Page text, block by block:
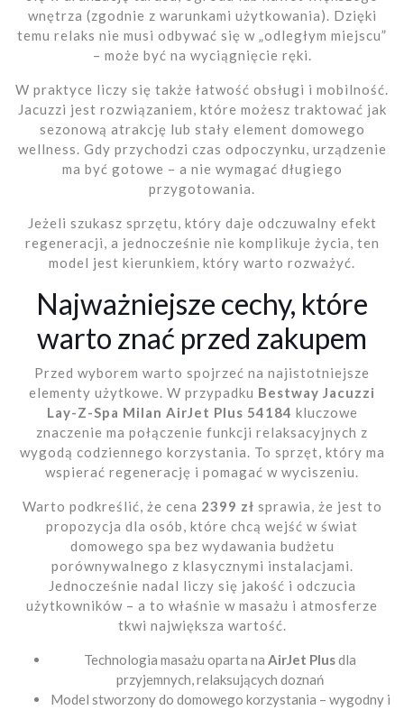
wnętrza (zgodnie z warunkami użytkowania). Dzięki
temu relaks nie musi odbywać się w „odległym miejscu”
– może być na wyciągnięcie ręki.
W praktyce liczy się także łatwość obsługi i mobilność.
Jacuzzi jest rozwiązaniem, które możesz traktować jak
sezonową atrakcję lub stały element domowego
wellness. Gdy przychodzi czas odpoczynku, urządzenie
ma być gotowe – a nie wymagać długiego
przygotowania.
Jeżeli szukasz sprzętu, który daje odczuwalny efekt
regeneracji, a jednocześnie nie komplikuje życia, ten
model jest kierunkiem, który warto rozważyć.
Najważniejsze cechy, które
warto znać przed zakupem
Przed wyborem warto spojrzeć na najistotniejsze
elementy użytkowe. W przypadku Bestway Jacuzzi
Lay-Z-Spa Milan AirJet Plus 54184 kluczowe
znaczenie ma połączenie funkcji relaksacyjnych z
wygodą codziennego korzystania. To sprzęt, który ma
wspierać regenerację i pomagać w wyciszeniu.
Warto podkreślić, że cena 2399 zł sprawia, że jest to
propozycja dla osób, które chcą wejść w świat
domowego spa bez wydawania budżetu
porównywalnego z klasycznymi instalacjami.
Jednocześnie nadal liczy się jakość i odczucia
użytkowników – a to właśnie w masażu i atmosferze
tkwi największa wartość.
Technologia masażu oparta na AirJet Plusdla
przyjemnych, relaksujących doznań
Model stworzony do domowego korzystania – wygodny i